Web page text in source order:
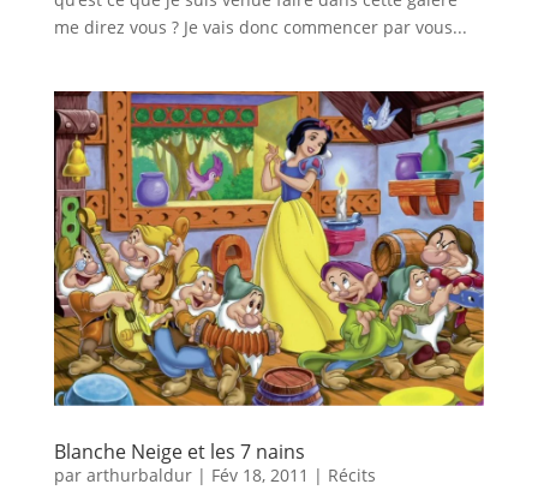
me direz vous ? Je vais donc commencer par vous...
Blanche Neige et les 7 nains
par arthurbaldur| Fév 18, 2011 | Récits